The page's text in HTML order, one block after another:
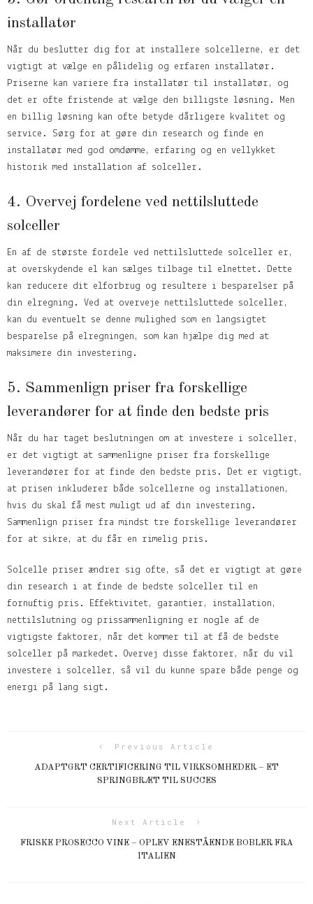
installatør
Når du beslutter dig for at installere solcellerne, er det
vigtigt at vælge en pålidelig og erfaren installatør.
Priserne kan variere fra installatør til installatør, og
det er ofte fristende at vælge den billigste løsning. Men
en billig løsning kan ofte betyde dårligere kvalitet og
service. Sørg for at gøre din research og finde en
installatør med god omdømme, erfaring og en vellykket
historik med installation af solceller.
4. Overvej fordelene ved nettilsluttede
solceller
En af de største fordele ved nettilsluttede solceller er,
at overskydende el kan sælges tilbage til elnettet. Dette
kan reducere dit elforbrug og resultere i besparelser på
din elregning. Ved at overveje nettilsluttede solceller,
kan du eventuelt se denne mulighed som en langsigtet
besparelse på elregningen, som kan hjælpe dig med at
maksimere din investering.
5. Sammenlign priser fra forskellige
leverandører for at finde den bedste pris
Når du har taget beslutningen om at investere i solceller,
er det vigtigt at sammenligne priser fra forskellige
leverandører for at finde den bedste pris. Det er vigtigt,
at prisen inkluderer både solcellerne og installationen,
hvis du skal få mest muligt ud af din investering.
Sammenlign priser fra mindst tre forskellige leverandører
for at sikre, at du får en rimelig pris.
Solcelle priser ændrer sig ofte, så det er vigtigt at gøre
din research i at finde de bedste solceller til en
fornuftig pris. Effektivitet, garantier, installation,
nettilslutning og prissammenligning er nogle af de
vigtigste faktorer, når det kommer til at få de bedste
solceller på markedet. Overvej disse faktorer, når du vil
investere i solceller, så vil du kunne spare både penge og
energi på lang sigt.
Previous Article
ADAPTGRT CERTIFICERING TIL VIRKSOMHEDER – ET
SPRINGBRÆT TIL SUCCES
Next Article
FRISKE PROSECCO VINE – OPLEV ENESTÅENDE BOBLER FRA
ITALIEN